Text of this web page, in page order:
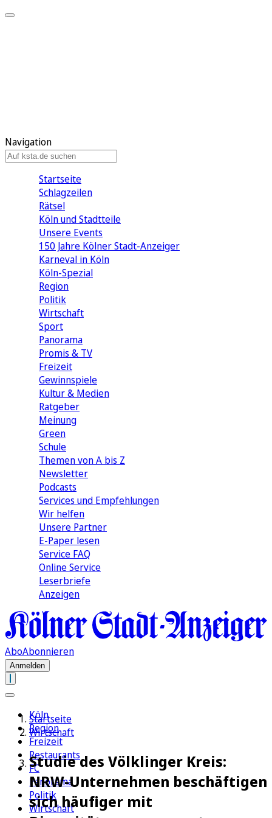
Navigation
Startseite
Schlagzeilen
Rätsel
Köln und Stadtteile
Unsere Events
150 Jahre Kölner Stadt-Anzeiger
Karneval in Köln
Köln-Spezial
Region
Politik
Wirtschaft
Sport
Panorama
Promis & TV
Freizeit
Gewinnspiele
Kultur & Medien
Ratgeber
Meinung
Green
Schule
Themen von A bis Z
Newsletter
Podcasts
Services und Empfehlungen
Wir helfen
Unsere Partner
E-Paper lesen
Service FAQ
Online Service
Leserbriefe
Anzeigen
AboAbonnieren
Anmelden
Köln
Region
Freizeit
Restaurants
FC
Panorama
Politik
Wirtschaft
Startseite
Wirtschaft
Studie des Völklinger Kreis:
NRW-Unternehmen beschäftigen
sich häufiger mit